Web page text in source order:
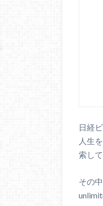
日経
人生
索し
その